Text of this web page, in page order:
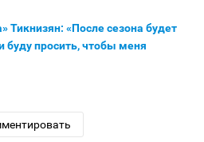
Тикнизян: «После сезона будет
буду просить, чтобы меня